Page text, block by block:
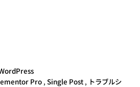
Pro , Single Post , トラブルシ